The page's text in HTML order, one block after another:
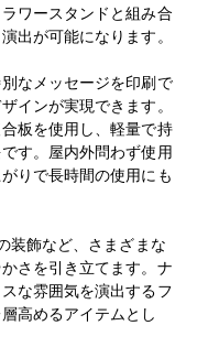
ワースタンドと組み合
出が可能になります。
なメッセージを印刷で
インが実現できます。
板を使用し、軽量で持
す。屋内外問わず使用
りで長時間の使用にも
装飾など、さまざまな
さを引き立てます。ナ
な雰囲気を演出するフ
高めるアイテムとし